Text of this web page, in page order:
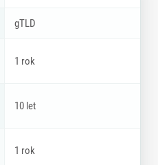
gTLD
1 rok
10 let
1 rok